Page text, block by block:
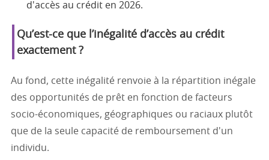
d'accès au crédit en 2026.
Qu’est-ce que l’inégalité d’accès au crédit
exactement ?
Au fond, cette inégalité renvoie à la répartition inégale
des opportunités de prêt en fonction de facteurs
socio-économiques, géographiques ou raciaux plutôt
que de la seule capacité de remboursement d'un
individu.